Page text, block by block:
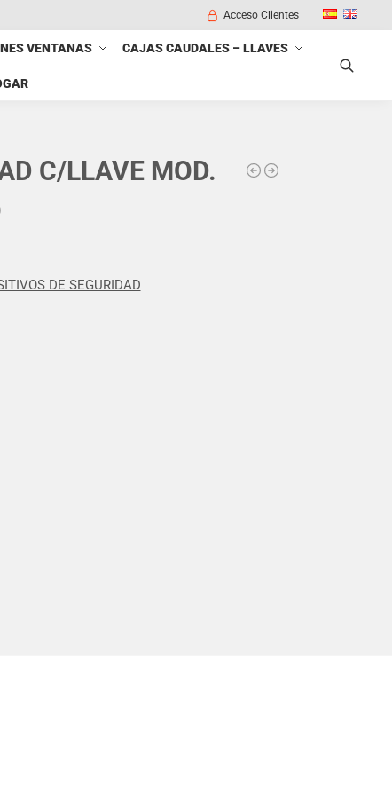
Acceso Clientes
VENTANAS CAJAS CAUDALES – LLAVES
C/LLAVE MOD.
DE SEGURIDAD